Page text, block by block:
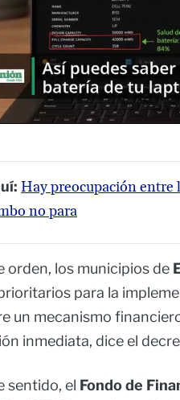
Hay preocupación entre
no para
orden, los municipios de
para la
un mecanismo
inmediata, dice el
sentido, el Fondo de